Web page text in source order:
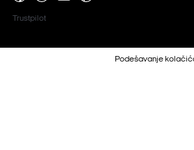
Trustpilot
Podešavanje